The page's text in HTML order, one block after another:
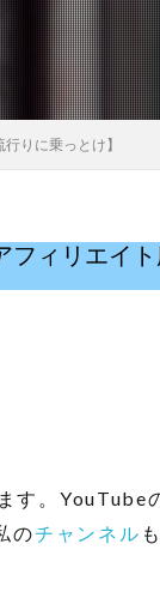
りに乗っとけ】
ィリエイ
す。YouTube
のチャンネル